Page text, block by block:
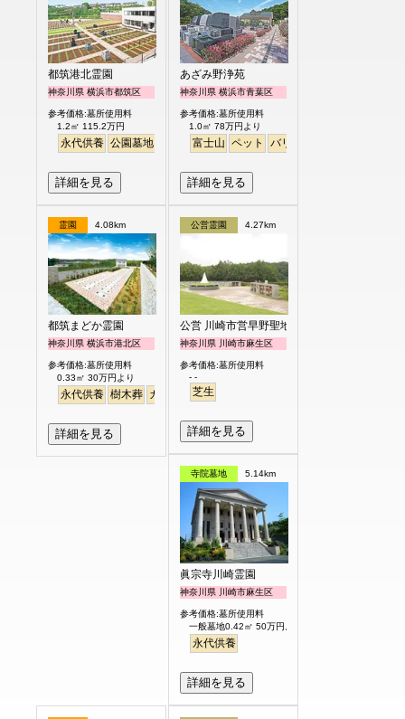
都筑港北霊園
神奈川県 横浜市都筑区
参考価格:墓所使用料
1.2㎡ 115.2万円
永代供養 公園墓地 駅から徒歩 明るい
詳細を見る
あざみ野浄苑
神奈川県 横浜市青葉区
参考価格:墓所使用料
1.0㎡ 78万円より
富士山 ペット バリアフリー
詳細を見る
霊園 4.08km
都筑まどか霊園
神奈川県 横浜市港北区
参考価格:墓所使用料
0.33㎡ 30万円より
永代供養 樹木葬 ガーデニング
詳細を見る
公営霊園 4.27km
公営 川崎市営早野聖地公園
神奈川県 川崎市麻生区
参考価格:墓所使用料
- -
芝生
詳細を見る
寺院墓地 5.14km
眞宗寺川崎霊園
神奈川県 川崎市麻生区
参考価格:墓所使用料
一般墓地0.42㎡ 50万円より
永代供養
詳細を見る